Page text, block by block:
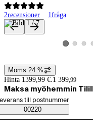
2recensioner 1fråga
Produktbilder och
VisaVisa Visa
Prisinformation
Moms 24 %
Hinta 1399,99 €. 1 399,99
Maksa myöhemmin
Saatavuustiedot
beställningssätt
till postnummer
00220